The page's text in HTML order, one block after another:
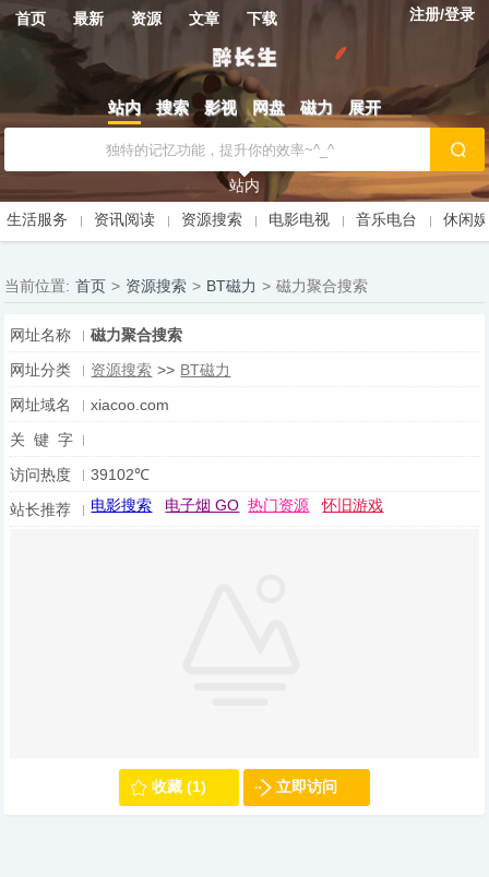
首页 最新 资源 文章 下载 注册/登录
站内 搜索 影视 网盘 磁力 展开
站内
生活服务
资讯阅读 资源搜索 电影电视 音乐电台 休闲
当前位置: 首页 > 资源搜索 > BT磁力 > 磁力聚合搜索
网址名称
磁力聚合搜索
网址分类
资源搜索 >> BT磁力
网址域名
xiacoo.com
关 键 字
访问热度
39102℃
站长推荐
电影搜索 电子烟 GO 热门资源 怀旧游戏
收藏 (1) 立即访问